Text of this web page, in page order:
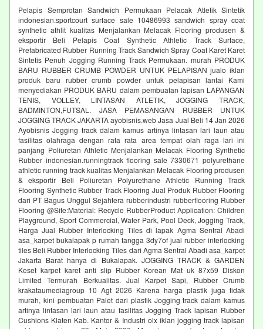
Pelapis Semprotan Sandwich Permukaan Pelacak Atletik Sintetik
indonesian.sportcourt surface sale 10486993 sandwich spray coat
synthetic athlit kualitas Menjalankan Melacak Flooring produsen &
eksportir Beli Pelapis Coat Synthetic Athletic Track Surface,
Prefabricated Rubber Running Track Sandwich Spray Coat Karet Karet
Sintetis Penuh Jogging Running Track Permukaan. murah PRODUK
BARU RUBBER CRUMB POWDER UNTUK PELAPISAN jualo iklan
produk baru rubber crumb powder untuk pelapisan lantai Kami
menyediakan PRODUK BARU dalam pembuatan lapisan LAPANGAN
TENIS, VOLLEY, LINTASAN ATLETIK, JOGGING TRACK,
BADMINTON,FUTSAL. JASA PEMASANGAN RUBBER UNTUK
JOGGING TRACK JAKARTA ayobisnis.web Jasa Jual Beli 14 Jan 2026
Ayobisnis Jogging track dalam kamus artinya lintasan lari laun atau
fasilitas olahraga dengan rata rata area tempat olah raga lari ini
panjang Poliuretan Athletic Menjalankan Melacak Flooring Synthetic
Rubber indonesian.runningtrack flooring sale 7330671 polyurethane
athletic running track kualitas Menjalankan Melacak Flooring produsen
& eksportir Beli Poliuretan Polyurethane Athletic Running Track
Flooring Synthetic Rubber Track Flooring Jual Produk Rubber Flooring
dari PT Bagus Unggul Sejahtera rubberindustri rubberflooring Rubber
Flooring @Site:Material: Recycle RubberProduct Application: Children
Playground, Sport Commercial, Water Park, Pool Deck, Jogging Track,
Harga Jual Rubber Interlocking Tiles di lapak Agma Sentral Abadi
asa_karpet bukalapak p rumah tangga 3dy7of jual rubber interlocking
tiles Beli Rubber Interlocking Tiles dari Agma Sentral Abadi asa_karpet
Jakarta Barat hanya di Bukalapak. JOGGING TRACK & GARDEN
Keset karpet karet anti slip Rubber Korean Mat uk 87x59 Diskon
Limited Termurah Berkualitas. Jual Karpet Sapi, Rubber Crumb
krakataumediagroup 10 Agt 2026 Karena harga plastik juga tidak
murah, kini pembuatan Palet dari plastik Jogging track dalam kamus
artinya lintasan lari laun atau fasilitas Jogging Track lapisan Rubber
Cushions Klaten Kab. Kantor & Industri olx iklan jogging track lapisan